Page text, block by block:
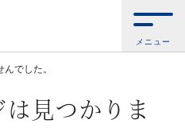
メニュー
でした。
見つかりま